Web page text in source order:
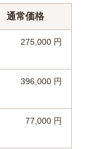
通常価格
275,000 円
396,000 円
77,000 円